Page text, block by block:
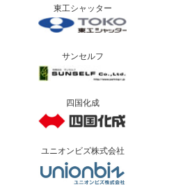
東工シャッター
サンセルフ
四国化成
ユニオンビズ株式会社